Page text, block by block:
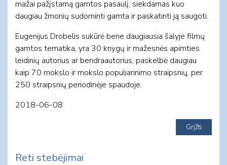
mažai pažįstamą gamtos pasaulį, siekdamas kuo
daugiau žmonių sudominti gamta ir paskatinti ją saugoti.
Eugenijus Drobelis sukūrė bene daugiausia šalyje filmų
gamtos tematika, yra 30 knygų ir mažesnės apimties
leidinių autorius ar bendraautorius, paskelbė daugiau
kaip 70 mokslo ir mokslo populiarinimo straipsnių, per
250 straipsnių periodinėje spaudoje.
2018-06-08
Reti stebėjimai